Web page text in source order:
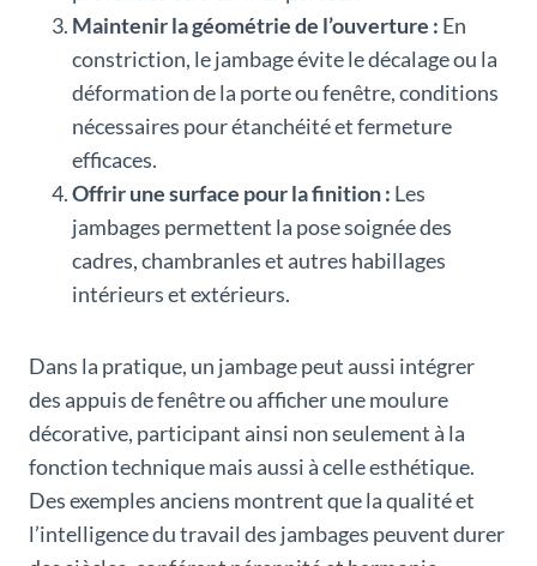
Maintenir la géométrie de l’ouverture : En
constriction, le jambage évite le décalage ou la
déformation de la porte ou fenêtre, conditions
nécessaires pour étanchéité et fermeture
efficaces.
Offrir une surface pour la finition : Les
jambages permettent la pose soignée des
cadres, chambranles et autres habillages
intérieurs et extérieurs.
Dans la pratique, un jambage peut aussi intégrer
des appuis de fenêtre ou afficher une moulure
décorative, participant ainsi non seulement à la
fonction technique mais aussi à celle esthétique.
Des exemples anciens montrent que la qualité et
l’intelligence du travail des jambages peuvent durer